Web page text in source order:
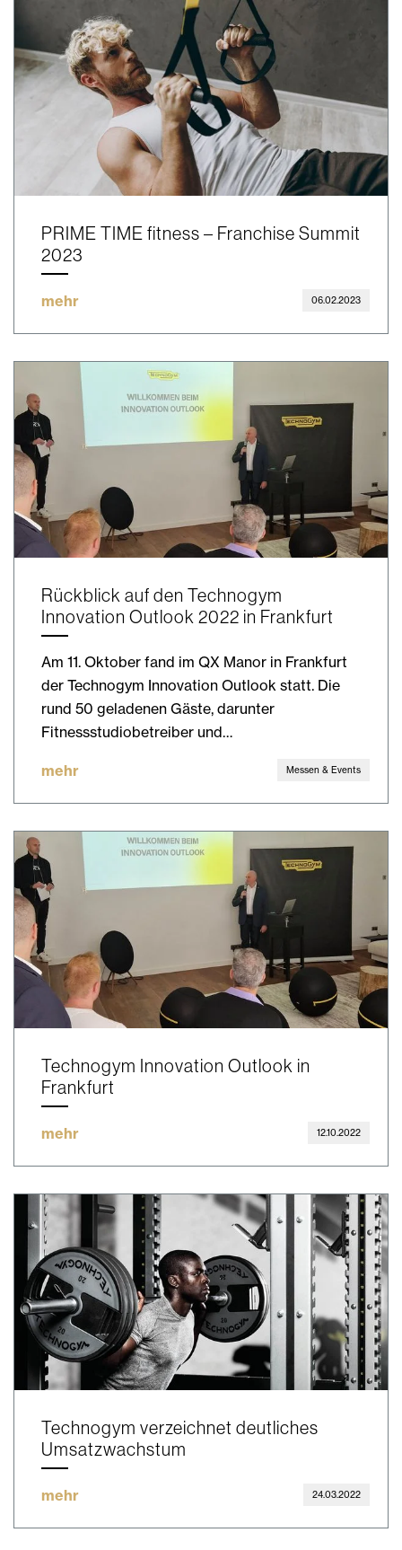
PRIME TIME fitness – Franchise Summit
2023
mehr 06.02.2023
Rückblick auf den Technogym
Innovation Outlook 2022 in Frankfurt
Am 11. Oktober fand im QX Manor in Frankfurt
der Technogym Innovation Outlook statt. Die
rund 50 geladenen Gäste, darunter
Fitnessstudiobetreiber und…
mehr Messen & Events
Technogym Innovation Outlook in
Frankfurt
mehr 12.10.2022
Technogym verzeichnet deutliches
Umsatzwachstum
mehr 24.03.2022